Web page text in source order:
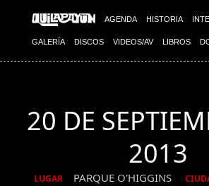
AGENDA HISTORIA
GALERÍA DISCOS VIDEOS/AV LIBROS
20 DE
2013
LUGAR PARQUE O'HIGGINS